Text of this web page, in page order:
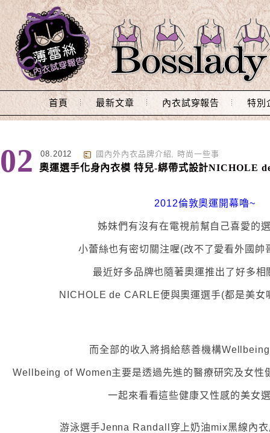
Main Menu
首頁 最新文章 內衣試穿報告 特別
02 08.2012 國內外內衣品牌介紹, 時尚一些事
奧運選手化身內衣模 特兒-綁帶式設計NICHOLE
2012倫敦奧運開幕嚕~
姊妹們有沒有在電視前幫自己喜愛的
小蕾絲也有密切關注喔(改不了愛看外國帥
最近好多品牌也隨著奧運推出了好多相
NICHOLE de CARLE便與奧運選手(都是美女
而全部的收入將捐給慈善機構
Wellbeing of Women主要是透過先進的醫療研究及女性
一起來看看這些健康又性感的美女
游泳選手Jenna Randall穿上奶油mix黑線內